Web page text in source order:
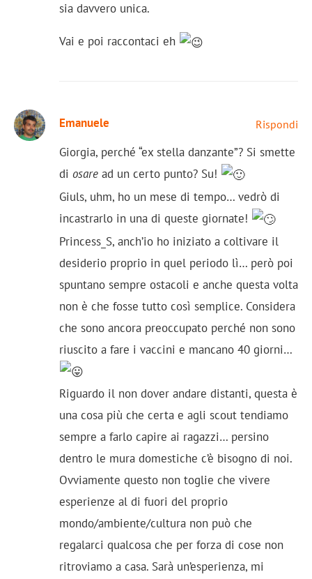
sia davvero unica.
Vai e poi raccontaci eh
Emanuele Rispondi
Giorgia, perché “ex stella danzante”? Si smette
di osare ad un certo punto? Su!
Giuls, uhm, ho un mese di tempo… vedrò di
incastrarlo in una di queste giornate!
Princess_S, anch’io ho iniziato a coltivare il
desiderio proprio in quel periodo lì… però poi
spuntano sempre ostacoli e anche questa volta
non è che fosse tutto così semplice. Considera
che sono ancora preoccupato perché non sono
riuscito a fare i vaccini e mancano 40 giorni…
Riguardo il non dover andare distanti, questa è
una cosa più che certa e agli scout tendiamo
sempre a farlo capire ai ragazzi… persino
dentro le mura domestiche c’è bisogno di noi.
Ovviamente questo non toglie che vivere
esperienze al di fuori del proprio
mondo/ambiente/cultura non può che
regalarci qualcosa che per forza di cose non
ritroviamo a casa. Sarà un’esperienza, mi